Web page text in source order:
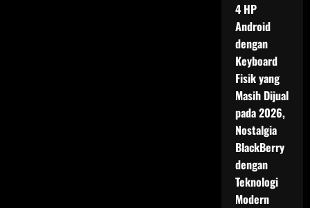
4 HP
Android
dengan
Keyboard
Fisik yang
Masih Dijual
pada 2026,
Nostalgia
BlackBerry
dengan
Teknologi
Modern